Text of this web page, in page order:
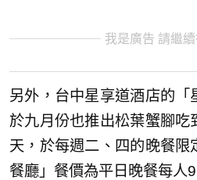
我是廣告 請繼
另外，台中星享道酒店的「
於九月份也推出松葉蟹腳吃
天，於每週二、四的晚餐限
餐廳」餐價為平日晚餐每人